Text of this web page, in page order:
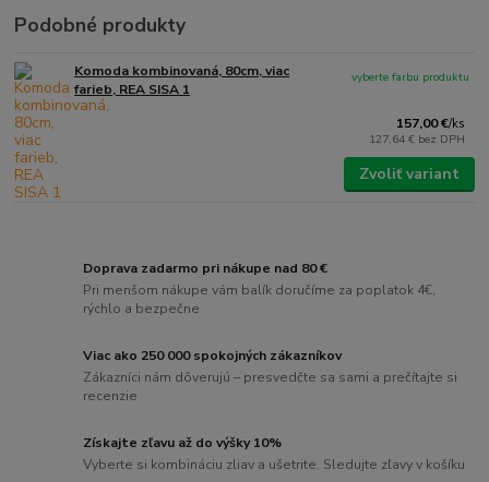
Podobné produkty
Komoda kombinovaná, 80cm, viac
farieb, REA SISA 1
157,00 €/ks
127,64 € bez DPH
vyberte farbu produktu
Zvoliť variant
Doprava zadarmo pri nákupe nad 80 €
Pri menšom nákupe vám balík doručíme za poplatok 4€,
rýchlo a bezpečne
Viac ako 250 000 spokojných zákazníkov
Zákazníci nám dôverujú – presvedčte sa sami a prečítajte si
recenzie
Získajte zľavu až do výšky 10%
Vyberte si kombináciu zliav a ušetrite. Sledujte zľavy v košíku